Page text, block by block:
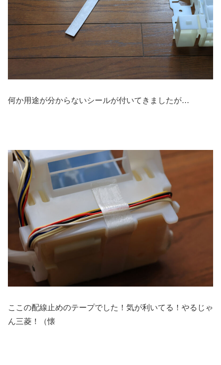
何か用途が分からないシールが付いてきましたが…
ここの配線止めのテープでした！気が利いてる！やるじゃ
ん三菱！（懐